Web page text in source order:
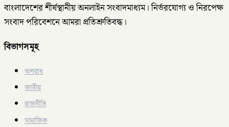
বাংলাদেশের শীর্ষস্থানীয় অনলাইন সংবাদমাধ্যম। নির্ভরযোগ্য ও নিরপেক্ষ
সংবাদ পরিবেশনে আমরা প্রতিশ্রুতিবদ্ধ।
বিভাগসমূহ
অপরাধ
জাতীয়
রাজনীতি
সামাজিক